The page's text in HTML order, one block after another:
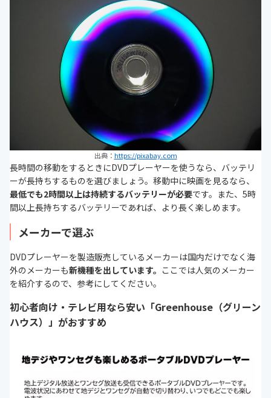
出典： https://pixabay.com
長時間の移動をするときにDVDプレーヤーを使うなら、バッテリ
ーが長持ちするものを選びましょう。移動中に映画を見るなら、
最低でも2時間以上は持続するバッテリーが必要です。また、5時
間以上長持ちするバッテリーであれば、より長く楽しめます。
メーカーで選ぶ
DVDプレーヤーを製造販売しているメーカーは国内だけでなく海
外のメーカーも新機種を出しています。 ここでは人気のメーカー
を紹介するので、参考にしてください。
初心者向け・テレビ用なら安い「Greenhouse（グリーン
ハウス）」がおすすめ